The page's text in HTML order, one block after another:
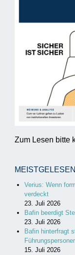
Zum Lesen bitte
Verius: Wenn
verdeckt
23. Juli 2026
Bafin beerdigt
23. Juli 2026
Bafin hinterfragt
15. Juli 2026